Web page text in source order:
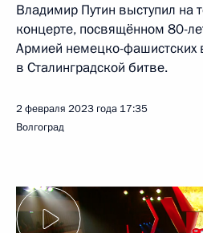
Владимир Путин выступил на
концерте, посвящённом 80-
Армией немецко-фашистских
в Сталинградской битве.
2 февраля 2023 года 17:35
Волгоград